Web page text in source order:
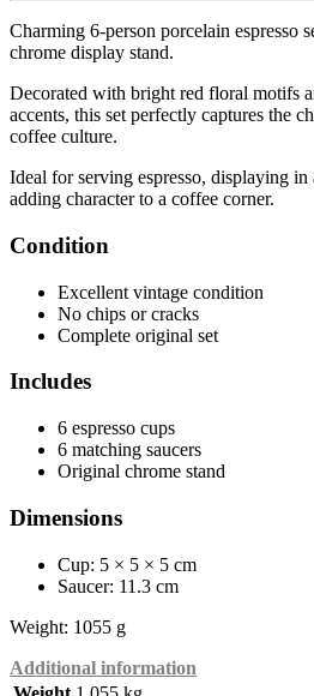
Charming 6-person porcelain espresso
chrome display stand.
Decorated with bright red floral motifs
accents, this set perfectly captures the
coffee culture.
Ideal for serving espresso, displaying
adding character to a coffee corner.
Condition
Excellent vintage condition
No chips or cracks
Complete original set
Includes
6 espresso cups
6 matching saucers
Original chrome stand
Dimensions
Cup: 5 × 5 × 5 cm
Saucer: 11.3 cm
Weight: 1055 g
Additional information